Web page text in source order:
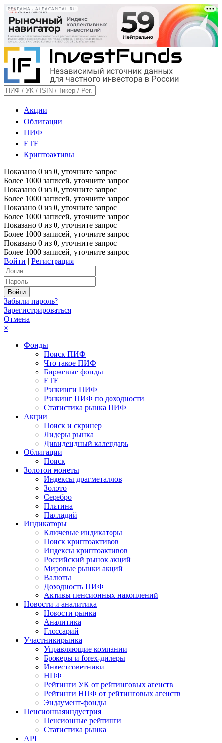
РЕКЛАМА • ALFACAPITAL.RU
Акции
Облигации
ПИФ
ETF
Криптоактивы
Показано 0 из 0, уточните запрос
Более 1000 записей, уточните запрос
Показано 0 из 0, уточните запрос
Более 1000 записей, уточните запрос
Показано 0 из 0, уточните запрос
Более 1000 записей, уточните запрос
Показано 0 из 0, уточните запрос
Более 1000 записей, уточните запрос
Показано 0 из 0, уточните запрос
Более 1000 записей, уточните запрос
Войти | Регистрация
Забыли пароль?
Зарегистрироваться
Отмена
×
Фонды
Поиск ПИФ
Что такое ПИФ
Биржевые фонды
ETF
Рэнкинги ПИФ
Рэнкинг ПИФ по доходности
Статистика рынка ПИФ
Акции
Поиск и скринер
Лидеры рынка
Дивидендный календарь
Облигации
Поиск
Золотои монеты
Индексы драгметаллов
Золото
Серебро
Платина
Палладий
Индикаторы
Ключевые индикаторы
Поиск криптоактивов
Индексы криптоактивов
Российский рынок акций
Мировые рынки акций
Валюты
Доходность ПИФ
Активы пенсионных накоплений
Новости и аналитика
Новости рынка
Аналитика
Глоссарий
Участникирынка
Управляющие компании
Брокеры и forex-дилеры
Инвестсоветники
НПФ
Рейтинги УК от рейтинговых агенств
Рейтинги НПФ от рейтинговых агенств
Эндаумент-фонды
Пенсионнаяиндустрия
Пенсионные рейтинги
Статистика рынка
API